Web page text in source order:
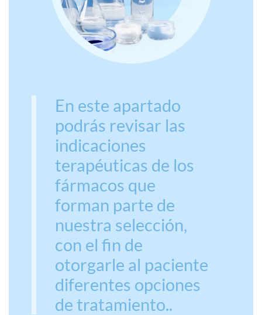
En este apartado
podrás revisar las
indicaciones
terapéuticas de los
fármacos que
forman parte de
nuestra selección,
con el fin de
otorgarle al paciente
diferentes opciones
de tratamiento..